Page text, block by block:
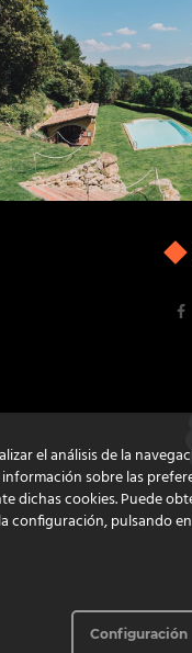
el análisis de la
sobre las
dichas cookies. Puede
configuración, pulsando en
Configuración